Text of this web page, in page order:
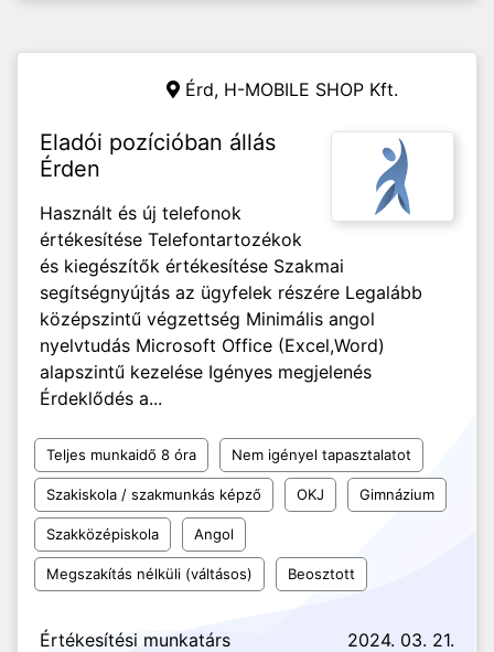
Érd, H-MOBILE SHOP Kft.
Eladói pozícióban állás
Érden
Használt és új telefonok
értékesítése Telefontartozékok
és kiegészítők értékesítése Szakmai
segítségnyújtás az ügyfelek részére Legalább
középszintű végzettség Minimális angol
nyelvtudás Microsoft Office (Excel,Word)
alapszintű kezelése Igényes megjelenés
Érdeklődés a...
Teljes munkaidő 8 óra Nem igényel tapasztalatot
Szakiskola / szakmunkás képző OKJ Gimnázium
Szakközépiskola Angol
Megszakítás nélküli (váltásos) Beosztott
Értékesítési munkatárs 2024. 03. 21.